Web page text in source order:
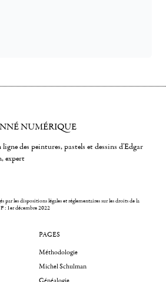
NUMÉRIQUE
des peintures, pastels et dessins d'Edgar
expert
par les dispositions légales et réglementaires sur les droits de la
: 1er décembre 2022
PAGES
Méthodologie
Michel Schulman